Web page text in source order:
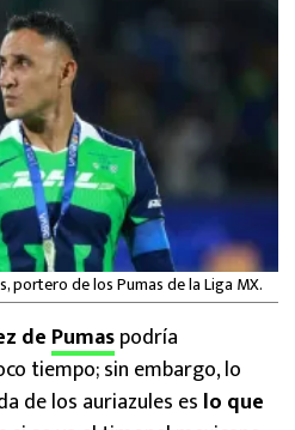
portero de los Pumas de la Liga MX.
de Pumaspodría
tiempo; sin embargo, lo
de los auriazules es lo que